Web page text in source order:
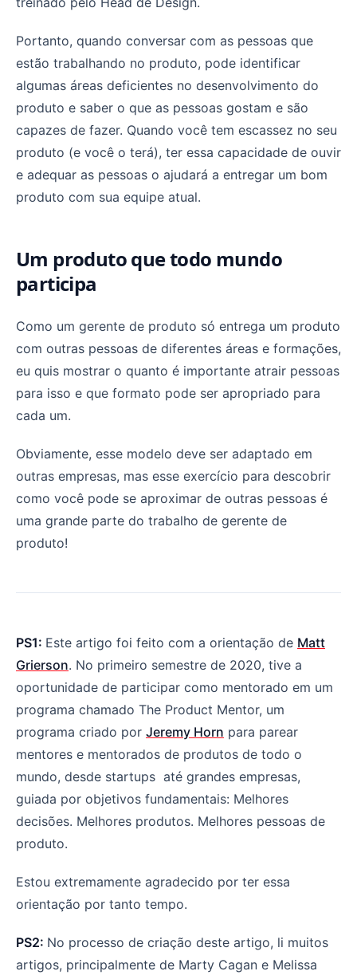
Portanto, quando conversar com as pessoas que
estão trabalhando no produto, pode identificar
algumas áreas deficientes no desenvolvimento do
produto e saber o que as pessoas gostam e são
capazes de fazer. Quando você tem escassez no seu
produto (e você o terá), ter essa capacidade de ouvir
e adequar as pessoas o ajudará a entregar um bom
produto com sua equipe atual.
Um produto que todo mundo
participa
Como um gerente de produto só entrega um produto
com outras pessoas de diferentes áreas e formações,
eu quis mostrar o quanto é importante atrair pessoas
para isso e que formato pode ser apropriado para
cada um.
Obviamente, esse modelo deve ser adaptado em
outras empresas, mas esse exercício para descobrir
como você pode se aproximar de outras pessoas é
uma grande parte do trabalho de gerente de
produto!
PS1: Este artigo foi feito com a orientação de Matt
Grierson. No primeiro semestre de 2020, tive a
oportunidade de participar como mentorado em um
programa chamado The Product Mentor, um
programa criado por Jeremy Horn para parear
mentores e mentorados de produtos de todo o
mundo, desde startups até grandes empresas,
guiada por objetivos fundamentais: Melhores
decisões. Melhores produtos. Melhores pessoas de
produto.
Estou extremamente agradecido por ter essa
orientação por tanto tempo.
PS2: No processo de criação deste artigo, li muitos
artigos, principalmente de Marty Cagan e Melissa